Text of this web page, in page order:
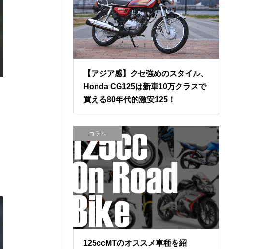
【アジア感】クセ強めのスタイル、
Honda CG125は新車10万クラスで
買える80年代的激安125！
コラム
125ccMTのオススメ車種を紹